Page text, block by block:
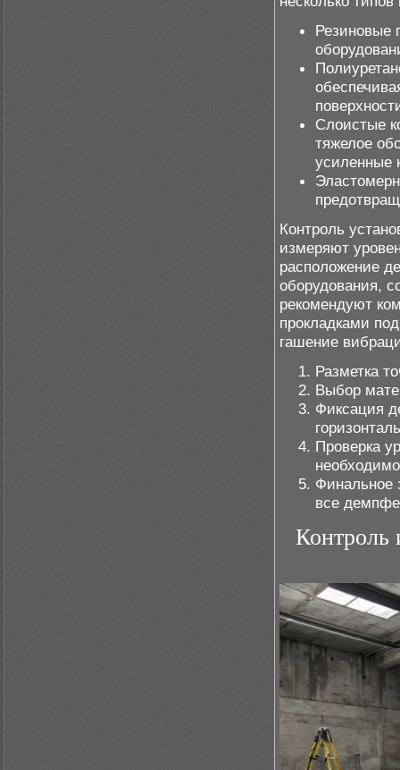
Резиновые
Слоистые
тяжелое
усиленные
Контроль
измеряют
расположение
оборудования,
рекомендуют
прокладками
гашение
Разметка
Выбор
Фиксация
Проверка
Финальное
все
Контроль